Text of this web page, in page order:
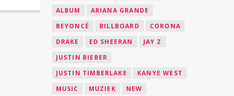
ALBUM
ARIANA GRANDE
BEYONCÉ
BILLBOARD
CORONA
DRAKE
ED SHEERAN
JAY Z
JUSTIN BIEBER
JUSTIN TIMBERLAKE
KANYE WEST
MUSIC
MUZIEK
NEW